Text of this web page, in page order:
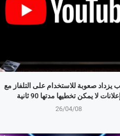
يزداد صعوبة للاستخدام على التلفاز مع
إعلانات لا يمكن تخطيها مدتها 90 ثانية
26/04/08